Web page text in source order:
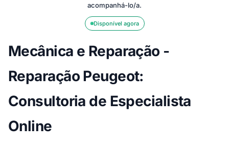
acompanhá-lo/a.
Disponível agora
Mecânica e Reparação -
Reparação Peugeot:
Consultoria de Especialista
Online